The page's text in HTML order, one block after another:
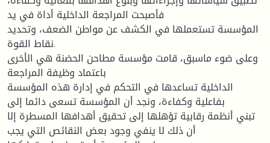
فأصبحت المراجعة الداخلیة أداة في ید
المؤسسة تستعملھا في الكشف عن مواطن الضعف، وتحدید
نقاط القوة.
وعلى ضوء ماسبق، قامت مؤسسة مطاحن الحضنة ھي الأخرى
باعتماد وظیفة المراجعة
الداخلیة تساعدھا في التحكم في إدارة ھذه المؤسسة
بفاعلیة وكفاءة، ونجد أن المؤسسة تسعى دائما إلى
تبني أنظمة رقابیة تؤھلھا إلى تحقیق أھدافھا المسطرة إلا
أن ذلك لا ینفي وجود بعض النقائص التي یجب